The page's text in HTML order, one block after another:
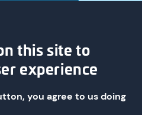
this site to
experience
you agree to us doing